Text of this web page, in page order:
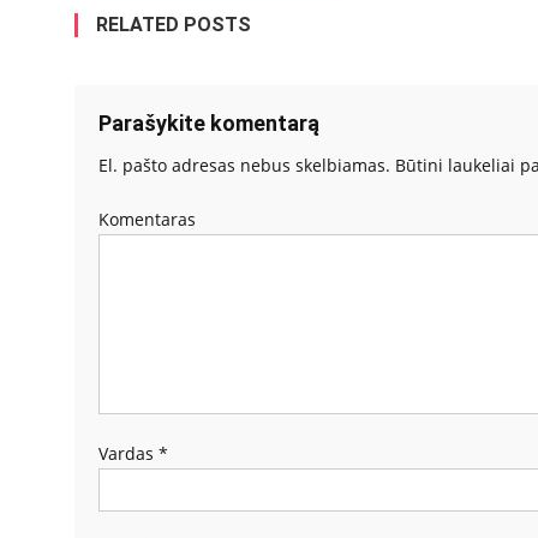
RELATED POSTS
Parašykite komentarą
El. pašto adresas nebus skelbiamas. Būtini laukeliai
Komentaras
Vardas *